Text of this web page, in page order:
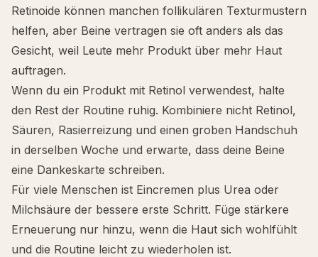
Retinoide können manchen follikulären Texturmustern
helfen, aber Beine vertragen sie oft anders als das
Gesicht, weil Leute mehr Produkt über mehr Haut
auftragen.
Wenn du ein Produkt mit Retinol verwendest, halte
den Rest der Routine ruhig. Kombiniere nicht Retinol,
Säuren, Rasierreizung und einen groben Handschuh
in derselben Woche und erwarte, dass deine Beine
eine Dankeskarte schreiben.
Für viele Menschen ist Eincremen plus Urea oder
Milchsäure der bessere erste Schritt. Füge stärkere
Erneuerung nur hinzu, wenn die Haut sich wohlfühlt
und die Routine leicht zu wiederholen ist.